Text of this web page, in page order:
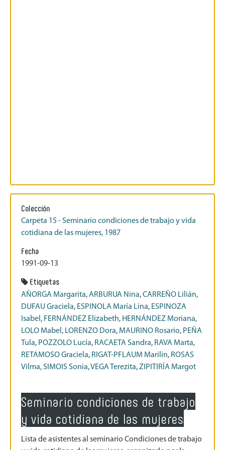
Colección
Carpeta 15 - Seminario condiciones de trabajo y vida
cotidiana de las mujeres, 1987
Fecha
1991-09-13
Etiquetas
AÑORGA Margarita,ARBURUA Nina,CARREÑO Lilián,
DUFAU Graciela, ESPINOLA María Lina, ESPINOZA
Isabel , FERNÁNDEZ Elizabeth, HERNÁNDEZ Moriana,
LOLO Mabel , LORENZO Dora, MAURINO Rosario, PEÑA
Tula, POZZOLO Lucía, RACAETA Sandra, RAVA Marta,
RETAMOSO Graciela, RIGAT-PFLAUM Marilin, ROSAS
Vilma,SIMOIS Sonia,VEGA Terezita,ZIPITIRÍA Margot
Seminario condiciones de trabajo
y vida cotidiana de las mujeres
Lista de asistentes al seminario Condiciones de trabajo